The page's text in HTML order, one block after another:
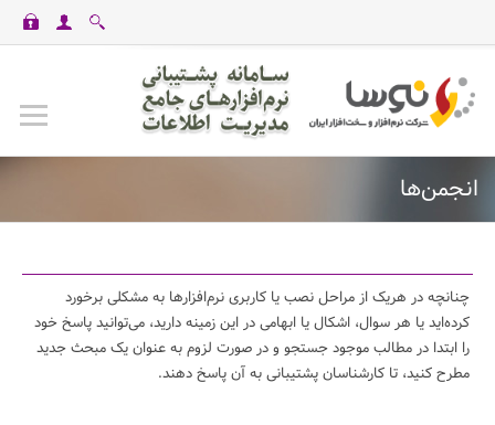
انجمن‌ها
چنانچه در هریک از مراحل نصب یا کاربری نرم‌افزارها به مشکلی برخورد
کرده‌اید یا هر سوال، اشکال یا ابهامی در این زمینه دارید، می‌توانید پاسخ خود
را ابتدا در مطالب موجود جستجو و در صورت لزوم به عنوان یک مبحث جدید
مطرح کنید، تا کارشناسان پشتیبانی به آن پاسخ دهند.